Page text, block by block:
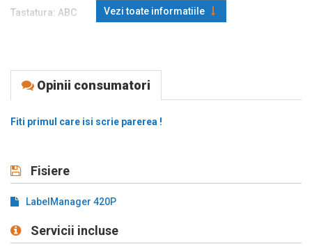
Tastatura: ABC
Latime banda: 6, 9, 12, 19mm
Rezolutie printare: 180DPI
Cutter: Manual
Soft editare etichete: DYMO Label
Margini/Chenare: Da
Vezi toate informatiile
Opinii consumatori
Fiti primul care isi scrie parerea !
Fisiere
LabelManager 420P
Servicii incluse